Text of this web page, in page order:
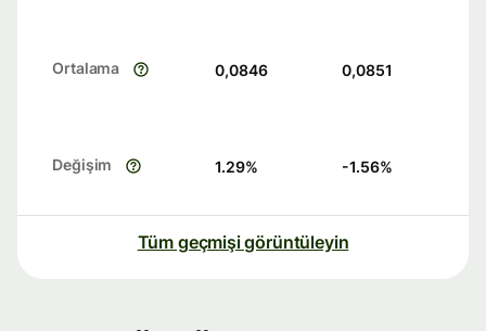
Ortalama 0,0846 0,0851
Değişim 1.29% -1.56%
Tüm geçmişi görüntüleyin